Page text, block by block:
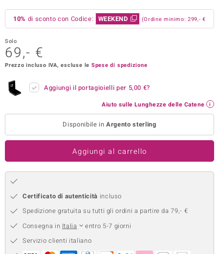
del Boss
10% di sconto con Codice: WEEKEND (Ordine minimo: 299,- €
Solo
69,- €
Prezzo incluso IVA, escluse le Spese di spedizione
Aggiungi il portagioielli per 5,00 €?
Aiuto sulle Lunghezze delle Catene
Disponibile inArgento sterling
Aggiungi al carrello
Certificato di autenticità incluso
Spedizione gratuita su tutti gli ordini a partire da 79,- €
Consegna in Italia
entro 5-7 giorni
Servizio clienti italiano